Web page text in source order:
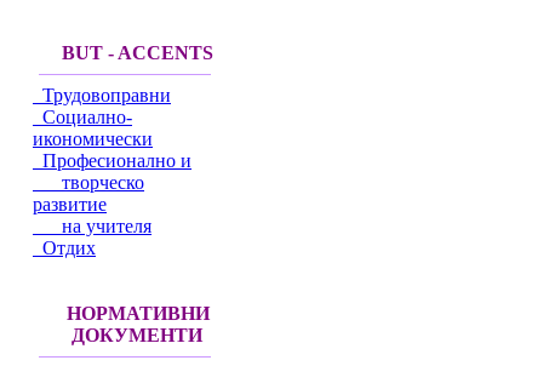
BUT - ACCENTS
Трудовоправни
Социално-
икономически
Професионално и
творческо
развитие
на учителя
Отдих
НОРМАТИВНИ
ДОКУМЕНТИ